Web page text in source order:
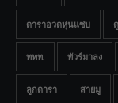
ดาราอวดหุ่นแซ่บ
ททท. ทัวร์มาลง
ลูกดารา สายมู